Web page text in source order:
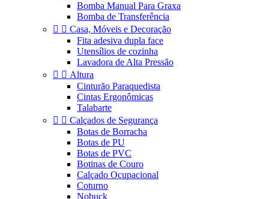
Bomba Manual Para Graxa
Bomba de Transferência
  Casa, Móveis e Decoração
Fita adesiva dupla face
Utensílios de cozinha
Lavadora de Alta Pressão
  Altura
Cinturão Paraquedista
Cintas Ergonômicas
Talabarte
  Calçados de Segurança
Botas de Borracha
Botas de PU
Botas de PVC
Botinas de Couro
Calçado Ocupacional
Coturno
Nobuck